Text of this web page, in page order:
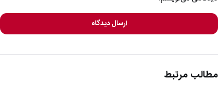
ارسال دیدگاه
مطالب مرتبط